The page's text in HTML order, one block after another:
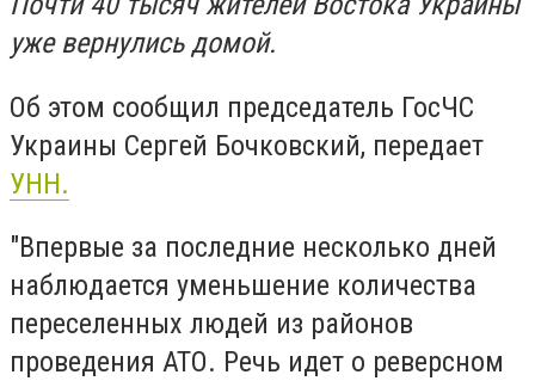
уже вернулись домой.
Об этом сообщил председатель ГосЧС
Украины Сергей Бочковский, передает
УНН.
"Впервые за последние несколько дней
наблюдается уменьшение количества
переселенных людей из районов
проведения АТО. Речь идет о реверсном